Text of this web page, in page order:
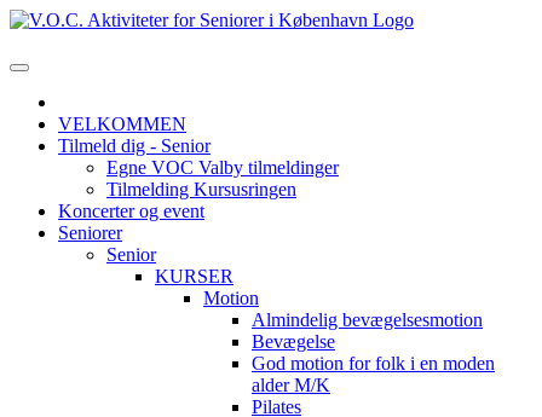
VELKOMMEN
Tilmeld dig - Senior
Egne VOC Valby tilmeldinger
Tilmelding Kursusringen
Koncerter og event
Seniorer
Senior
KURSER
Motion
Almindelig bevægelsesmotion
Bevægelse
God motion for folk i en moden
alder M/K
Pilates